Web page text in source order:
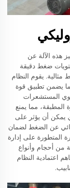
هذه الآلة عن
ضغط دقيقة
يقوم النظام
يضمن تطبيق قوة
المستشعرات
مما يمنع
يمكن أن يؤثر على
عن الضغط لضمان
المتطورة على إدارة
من أحجام وأنواع
اعتمادية النظام